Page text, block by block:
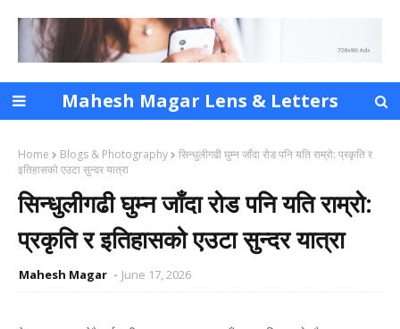
Mahesh Magar Lens & Letters
Home Blogs & Photography
​सिन्धुलीगढी घुम्न जाँदा रोड पनि यति राम्रो: प्रकृति र
इतिहासको एउटा सुन्दर यात्रा
​सिन्धुलीगढी घुम्न जाँदा रोड पनि यति राम्रो:
प्रकृति र इतिहासको एउटा सुन्दर यात्रा
Mahesh Magar June 17, 2026